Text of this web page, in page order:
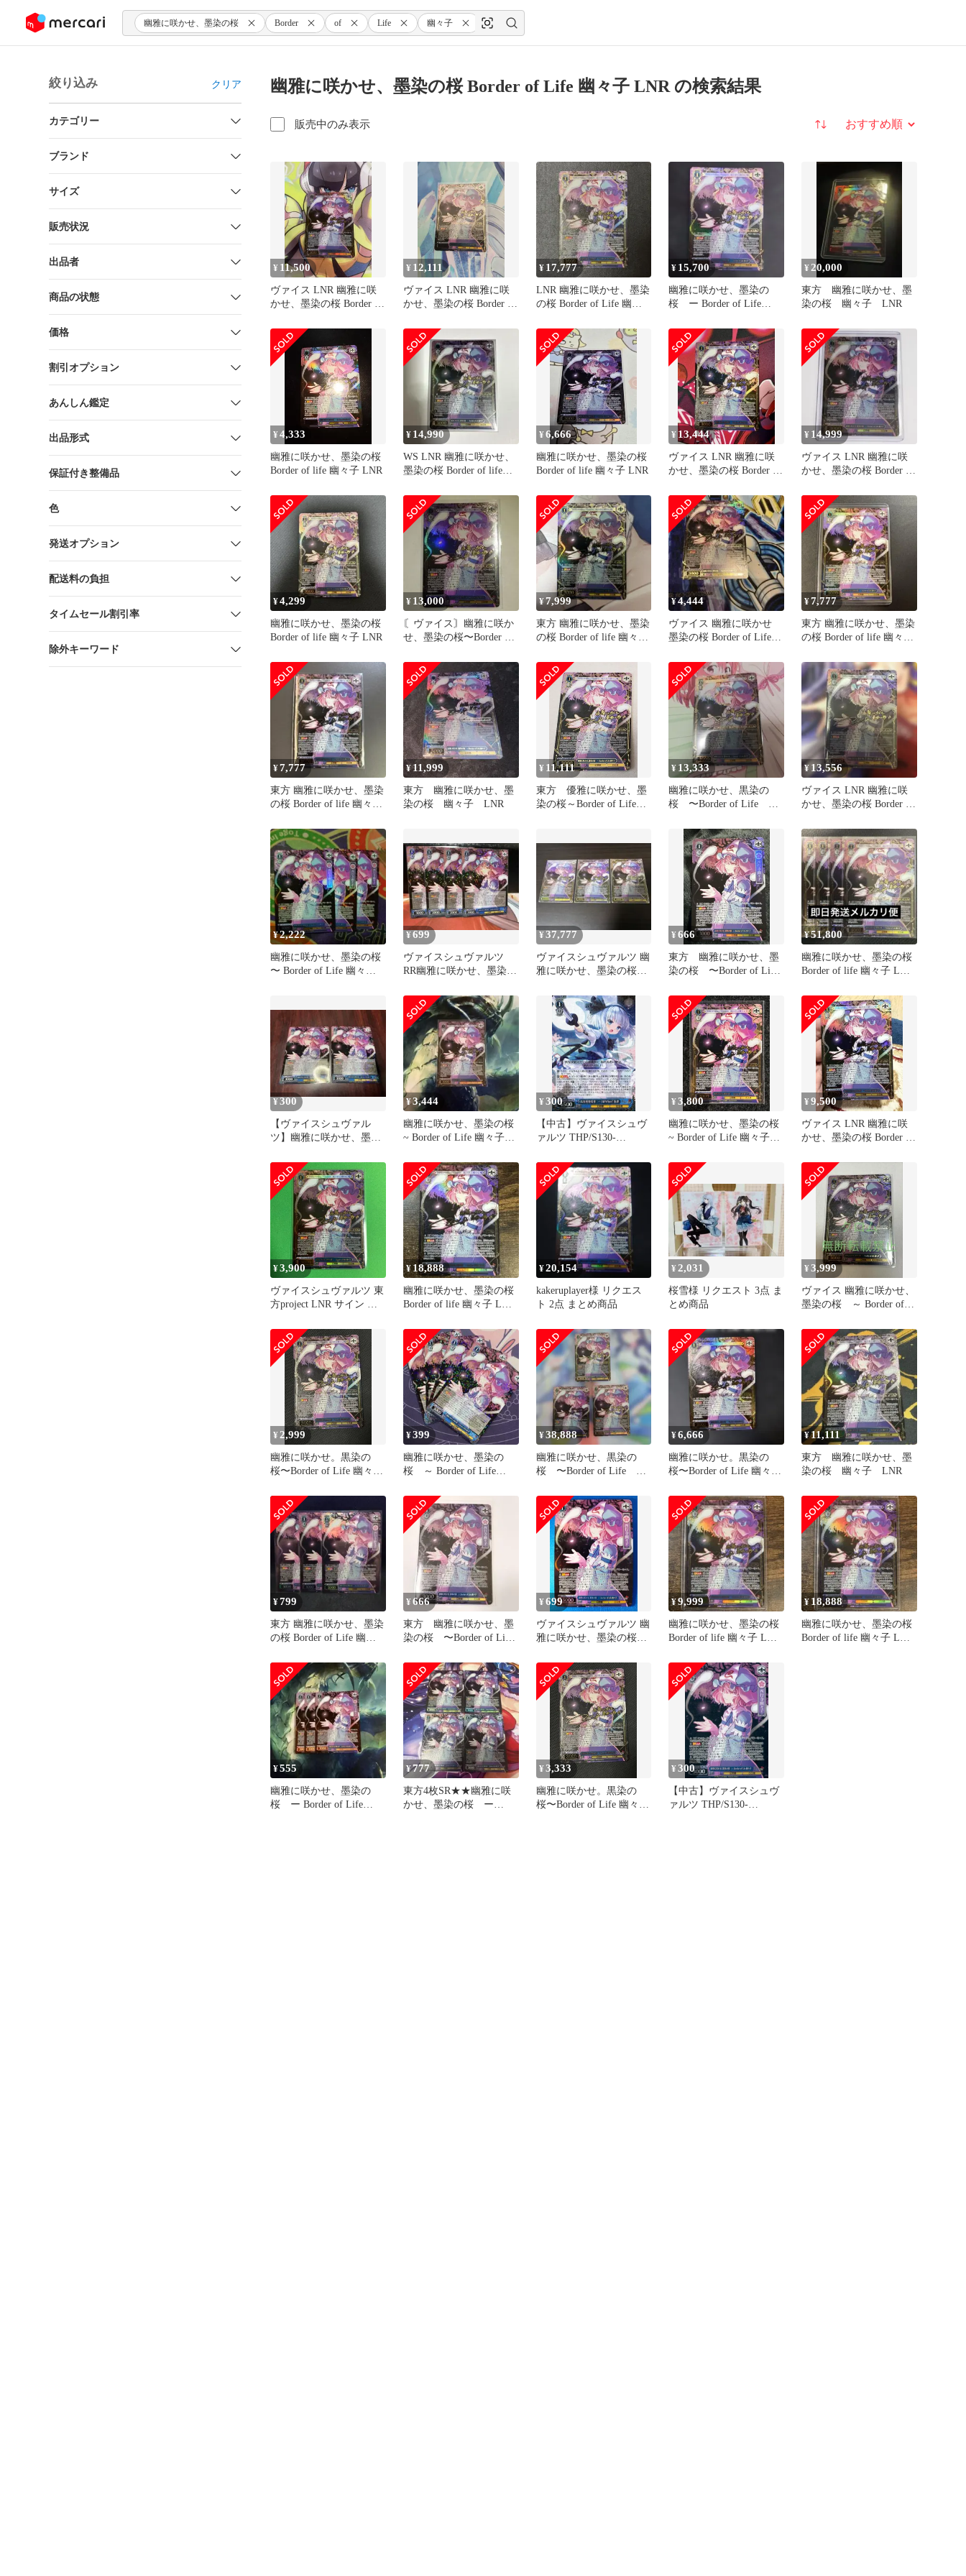
ツにスキップ 幽雅に咲かせ、墨染の桜 Border of Life 幽々子 LNR
絞り込み クリア
カテゴリー
ブランド
サイズ
販売状況
出品者
商品の状態
価格
割引オプション
あんしん鑑定
出品形式
保証付き整備品
色
発送オプション
配送料の負担
タイムセール割引率
除外キーワード
幽雅に咲かせ、墨染の桜 Border of Life 幽々子 LNR の検索結果
販売中のみ表示 並び替え
¥ 11,500
ヴァイス LNR 幽雅に咲
かせ、墨染の桜 Border of
¥ 12,111
ヴァイス LNR 幽雅に咲
かせ、墨染の桜 Border of
¥ 17,777
LNR 幽雅に咲かせ、墨染
の桜 Border of Life 幽々
¥ 15,700
幽雅に咲かせ、墨染の
桜 ー Border of Life
¥ 20,000
東方 幽雅に咲かせ、墨
染の桜 幽々子 LNR
¥4,333
幽雅に咲かせ、墨染の桜
Border of life 幽々子 LNR
¥ 14,990
WS LNR 幽雅に咲かせ、
墨染の桜 Border of life
¥6,666
幽雅に咲かせ、墨染の桜
Border of life 幽々子 LNR
¥ 13,444
ヴァイス LNR 幽雅に咲
かせ、墨染の桜 Border of
¥ 14,999
ヴァイス LNR 幽雅に咲
かせ、墨染の桜 Border of
¥4,299
幽雅に咲かせ、墨染の桜
Border of life 幽々子 LNR
¥ 13,000
〘ヴァイス〙幽雅に咲か
せ、墨染の桜〜Border of
¥7,999
東方 幽雅に咲かせ、墨染
の桜 Border of life 幽々子
¥4,444
ヴァイス 幽雅に咲かせ
墨染の桜 Border of Life
¥7,777
東方 幽雅に咲かせ、墨染
の桜 Border of life 幽々子
¥7,777
東方 幽雅に咲かせ、墨染
の桜 Border of life 幽々子
¥11,999
東方 幽雅に咲かせ、墨
染の桜 幽々子 LNR
¥ 11,111
東方 優雅に咲かせ、墨
染の桜～Border of Life
¥ 13,333
幽雅に咲かせ、黒染の
桜 〜Border of Life
¥ 13,556
ヴァイス LNR 幽雅に咲
かせ、墨染の桜 Border of
¥2,222
幽雅に咲かせ、墨染の桜
〜 Border of Life 幽々子
¥699
ヴァイスシュヴァルツ
RR幽雅に咲かせ、墨染の
¥37,777
ヴァイスシュヴァルツ 幽
雅に咲かせ、墨染の桜
¥666
東方 幽雅に咲かせ、墨
染の桜 〜Border of Life
¥51,800
幽雅に咲かせ、墨染の桜
Border of life 幽々子 LNR
¥300
【ヴァイスシュヴァル
ツ】幽雅に咲かせ、墨染
り
¥3,444
幽雅に咲かせ、墨染の桜
~ Border of Life 幽々子
¥300
【中古】ヴァイスシュヴ
ァルツ THP/S130-
墨染の桜 ～ Border of
Life 幽々子
¥3,800
幽雅に咲かせ、墨染の桜
~ Border of Life 幽々子
¥9,500
ヴァイス LNR 幽雅に咲
かせ、墨染の桜 Border of
¥3,900
ヴァイスシュヴァルツ 東
方project LNR サイン 幽
～ Border of Life 幽々子
¥18,888
幽雅に咲かせ、墨染の桜
Border of life 幽々子 LNR
¥20,154
kakeruplayer様 リクエス
ト 2点 まとめ商品
¥ 2,031
桜雪様 リクエスト 3点 ま
とめ商品
¥3,999
ヴァイス 幽雅に咲かせ、
墨染の桜 ～ Border of
¥ 2,999
幽雅に咲かせ。黒染の
桜〜Border of Life 幽々
¥399
幽雅に咲かせ、墨染の
桜 ～ Border of Life
¥38,888
幽雅に咲かせ、黒染の
桜 〜Border of Life
¥6,666
幽雅に咲かせ。黒染の
桜〜Border of Life 幽々
¥11,111
東方 幽雅に咲かせ、墨
染の桜 幽々子 LNR
¥799
東方 幽雅に咲かせ、墨染
の桜 Border of Life 幽々
¥666
東方 幽雅に咲かせ、墨
染の桜 〜Border of Life
¥699
ヴァイスシュヴァルツ 幽
雅に咲かせ、墨染の桜
SR 星2 東方Project
THP/S130-094S
¥9,999
幽雅に咲かせ、墨染の桜
Border of life 幽々子 LNR
¥18,888
幽雅に咲かせ、墨染の桜
Border of life 幽々子 LNR
¥555
幽雅に咲かせ、墨染の
桜 ー Border of Life
¥777
東方4枚SR★★幽雅に咲
かせ、墨染の桜 ー
¥3,333
幽雅に咲かせ。黒染の
桜〜Border of Life 幽々
¥300
【中古】ヴァイスシュヴ
ァルツ THP/S130-